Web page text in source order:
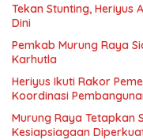
Tekan Stunting, Heriyus
Dini
Pemkab Murung Raya
Karhutla
Heriyus Ikuti Rakor
Koordinasi
Murung Raya Tetapkan
Kesiapsiagaan